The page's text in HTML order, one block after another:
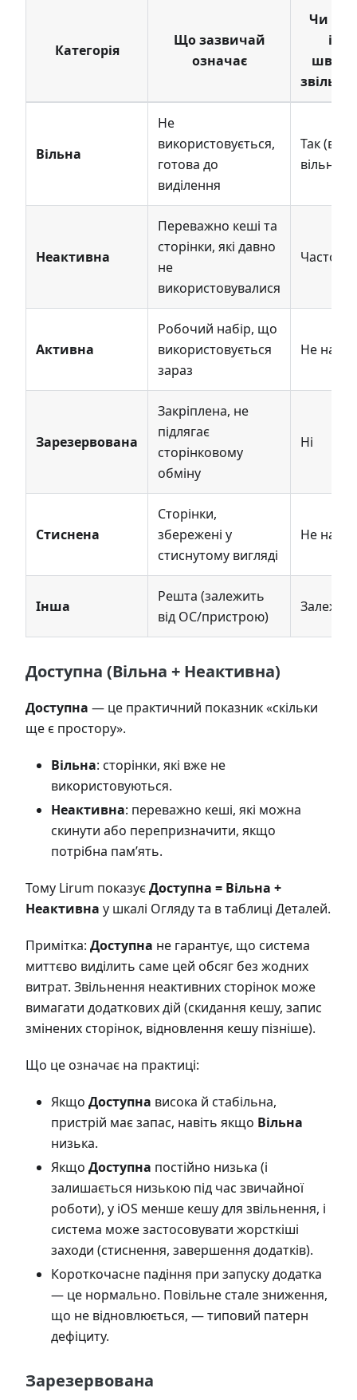
Категорія
Що зазвичай
означає
Чи
iOS
Вільна
Не
використовується,
готова до
виділення
Так (вже
вільна)
Неактивна
Переважно кеші та
сторінки, які давно
не
використовувалися
Часто
Активна
Робочий набір, що
використовується
зараз
Не
Зарезервована
Закріплена, не
підлягає
сторінковому
обміну
Ні
Стиснена
Сторінки,
збережені у
стиснутому вигляді
Не
Інша
Решта (залежить
від ОС/пристрою)
Доступна (Вільна + Неактивна)
Доступна — це практичний показник «скільки
ще є простору».
Вільна: сторінки, які вже не
використовуються.
Неактивна: переважно кеші, які можна
скинути або перепризначити, якщо
потрібна пам’ять.
Тому Lirum показуєДоступна = Вільна +
Неактивна у шкалі Огляду та в таблиці Деталей.
Примітка: Доступна не гарантує, що система
миттєво виділить саме цей обсяг без жодних
витрат. Звільнення неактивних сторінок може
вимагати додаткових дій (скидання кешу, запис
змінених сторінок, відновлення кешу пізніше).
Що це означає на практиці:
Якщо Доступна висока й стабільна,
пристрій має запас, навіть якщо Вільна
низька.
Якщо Доступна постійно низька (і
залишається низькою під час звичайної
роботи), у iOS менше кешу для звільнення, і
система може застосовувати жорсткіші
заходи (стиснення, завершення додатків).
Короткочасне падіння при запуску додатка
— це нормально. Повільне стале зниження,
що не відновлюється, — типовий патерн
дефіциту.
Зарезервована